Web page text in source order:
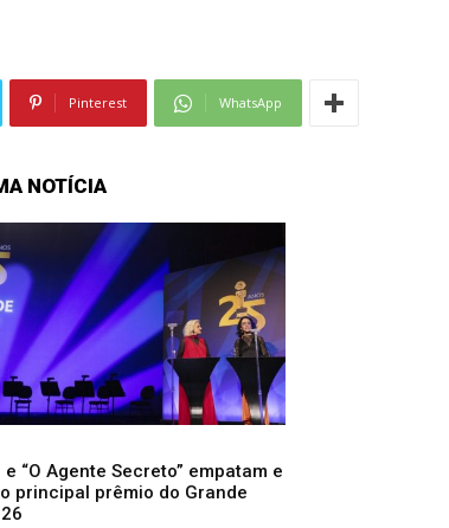
Pinterest WhatsApp
NOTÍCIA
e “O Agente Secreto” empatam e
principal prêmio do Grande